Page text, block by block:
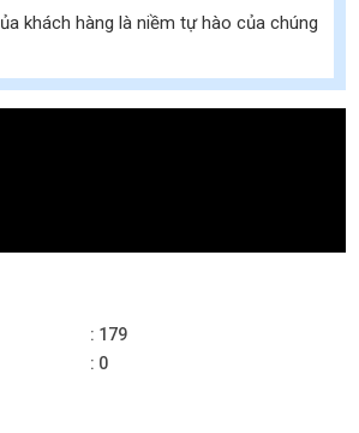
khách hàng là niềm tự hào của chúng
179
0